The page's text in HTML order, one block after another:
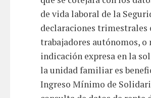
de vida laboral de la
declaraciones trimestrales
trabajadores autónomos, o
indicación expresa en la
la unidad familiar es
Ingreso Mínimo de